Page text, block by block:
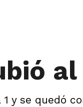
y se quedó